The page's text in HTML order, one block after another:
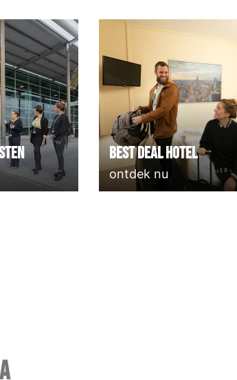
Best deal Hotel
ontdek nu